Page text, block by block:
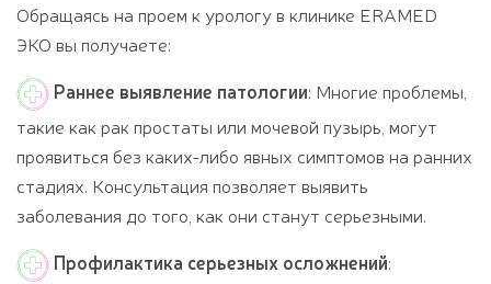
Обращаясь на проем к урологу в клинике ERAMED
ЭКО вы получаете:
Раннее выявление патологии: Многие проблемы,
такие как рак простаты или мочевой пузырь, могут
проявиться без каких-либо явных симптомов на ранних
стадиях. Консультация позволяет выявить
заболевания до того, как они станут серьезными.
Профилактика серьезных осложнений: